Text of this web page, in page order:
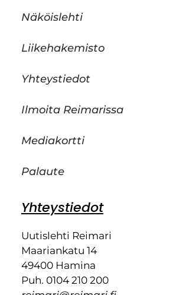
Näköislehti
Liikehakemisto
Yhteystiedot
Ilmoita Reimarissa
Mediakortti
Palaute
Yhteystiedot
Uutislehti Reimari
Maariankatu 14
49400 Hamina
Puh. 0104 210 200